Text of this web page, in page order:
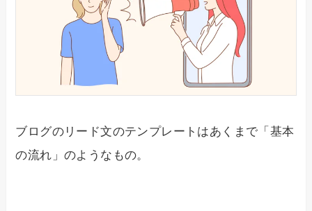
ブログのリード文のテンプレートはあくまで「基本
の流れ」のようなもの。